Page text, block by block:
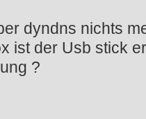
dyndns nichts
ist der Usb stick
?